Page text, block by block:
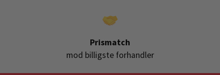
Prismatch
mod billigste forhandler